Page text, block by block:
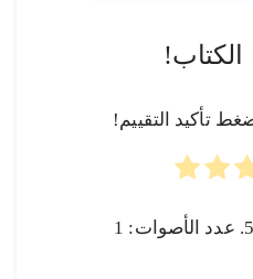
الكتاب!
تأكيد التقييم!
1